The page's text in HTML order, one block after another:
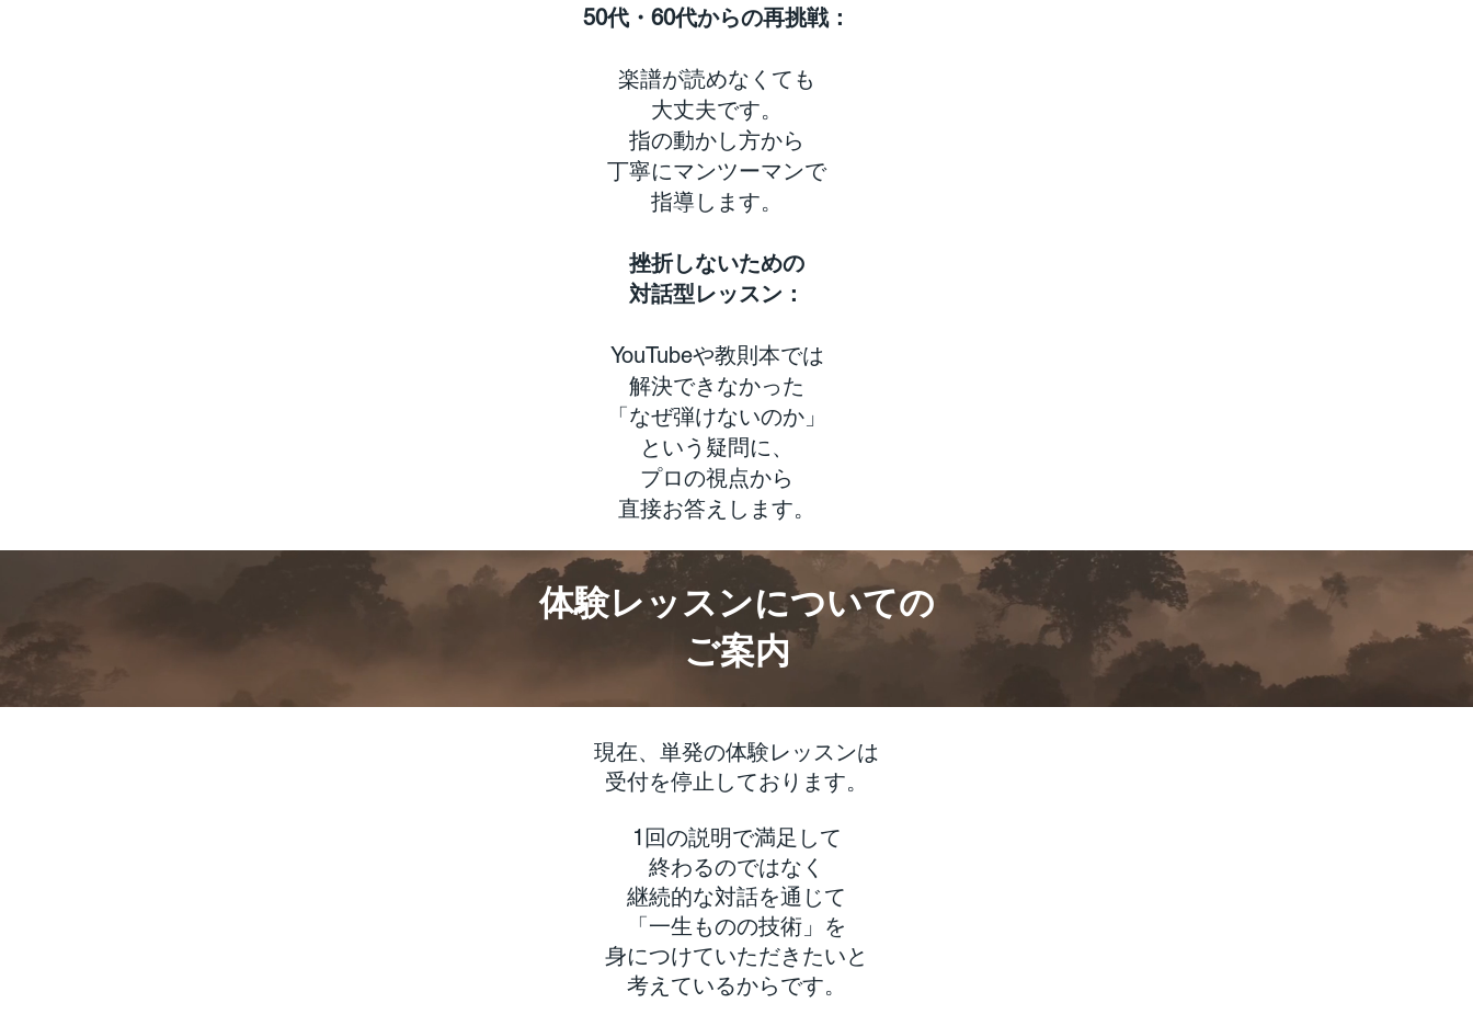
50代・60代からの再挑戦：
楽譜が読めなくても
大丈夫です。
指の動かし方から
丁寧にマンツーマンで
指導します。
挫折しないための
対話型レッスン：
YouTubeや教則本では
解決できなかった
「なぜ弾けないのか」
という疑問に、
プロの視点から
直接お答えします。
体験レッスンについての
ご案内
現在、単発の体験レッスンは
受付を停止しております。
1回の説明で満足して
終わるのではなく
継続的な対話を通じて
「一生ものの技術」を
身につけていただきたいと
考えているからです。